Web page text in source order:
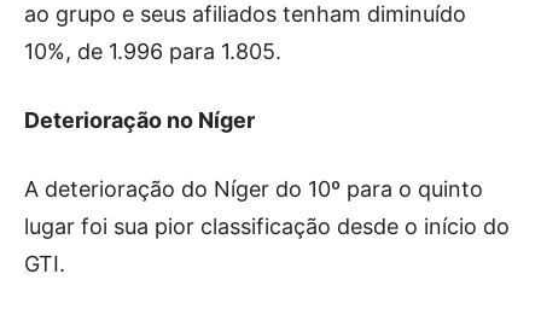
ao grupo e seus afiliados tenham diminuído
10%, de 1.996 para 1.805.
Deterioração no Níger
A deterioração do Níger do 10º para o quinto
lugar foi sua pior classificação desde o início do
GTI.